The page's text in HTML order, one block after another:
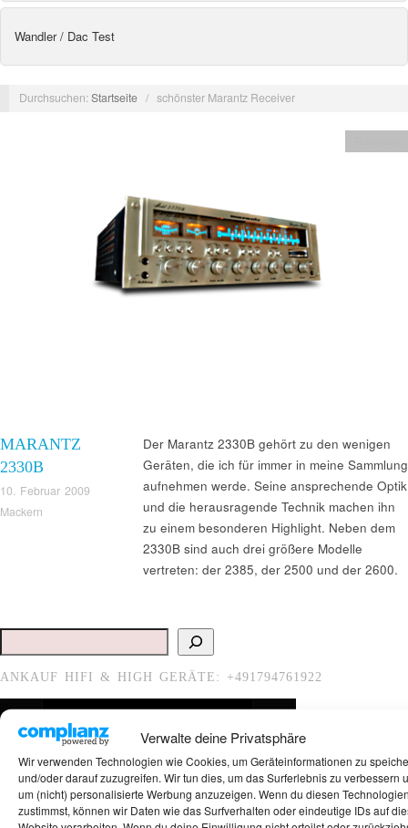
Verwalte deine Privatsphäre
Wir verwenden Technologien wie Cookies, um Geräteinformationen zu
und/oder darauf zuzugreifen. Wir tun dies, um das Surferlebnis zu verbessern
um (nicht) personalisierte Werbung anzuzeigen. Wenn du diesen
zustimmst, können wir Daten wie das Surfverhalten oder eindeutige IDs auf
Wandler / Dac Test
Durchsuchen:Startseite / schönster Marantz Receiver
MARANTZ
2330B
10. Februar 2009
Mackern
Der Marantz 2330B gehört zu den wenigen
Geräten, die ich für immer in meine Sammlung
aufnehmen werde. Seine ansprechende Optik
und die herausragende Technik machen ihn
zu einem besonderen Highlight. Neben dem
2330B sind auch drei größere Modelle
vertreten: der 2385, der 2500 und der 2600.
ANKAUF HIFI & HIGH GERÄTE: +491794761922